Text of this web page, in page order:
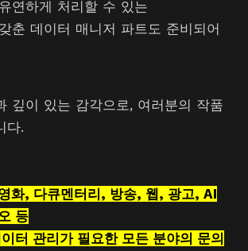
연하게 처리할 수 있는
춘 데이터 매니저 파트도 준비되어
깊이 있는 감각으로, 여러분의 작품
다.
화, 다큐멘터리, 방송, 웹, 광고, AI
등
터 관리가 필요한 모든 분야의 문의